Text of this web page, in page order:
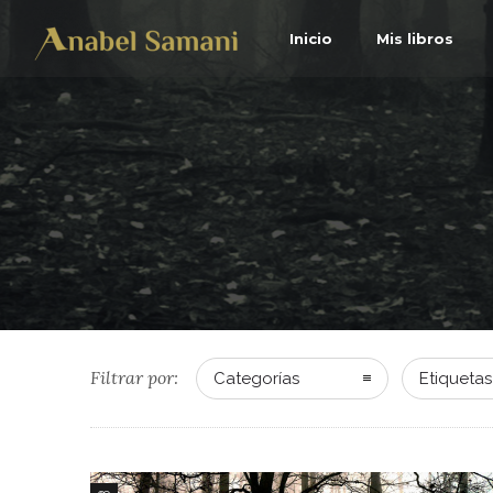
Inicio Mis libros
Filtrar por: Categorías Etiquetas